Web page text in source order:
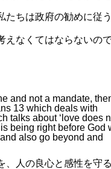
たちは政府の勧めに従
えなくてはならないの
and not a mandate,
13 which deals with
talks about ‘love does
being right before God
also go beyond and
、人の良心と感性を守